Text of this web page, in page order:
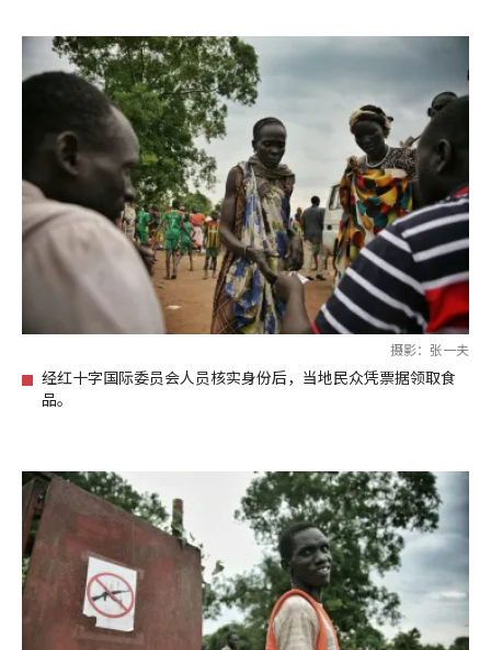
摄影：张一夫
经红十字国际委员会人员核实身份后，当地民众凭票据领取食
品。